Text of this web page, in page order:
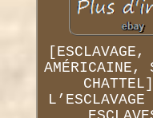
[ESCLAVAGE,
AMÉRICAINE,